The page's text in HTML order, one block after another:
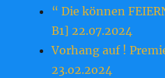
“ Die können
B1] 22.07.2024
Vorhang auf !
23.o2.2o24